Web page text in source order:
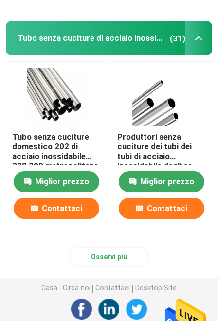
Bobina dell'acciaio legato
Piatto d'acciaio galvanizzato
Bobina d'acciaio di PPGI
Bobina di acciaio al carbonio
Tubo senza cuciture di acciaio inossidabile (31)
Tubo senza cuciture
domestico 202 di
acciaio inossidabile
308 309 metropolitana
a 2 pollici 22mm di
18mm 304 Inox
Miglior prezzo
Contattaci
Produttori senza
cuciture dei tubi dei
tubi di acciaio
inossidabile degli ss
321 16mm 16
scambiatore di calore
del calibro 304
Miglior prezzo
Contattaci
Osservi più
Casa Circa noi Contattaci Desktop Site